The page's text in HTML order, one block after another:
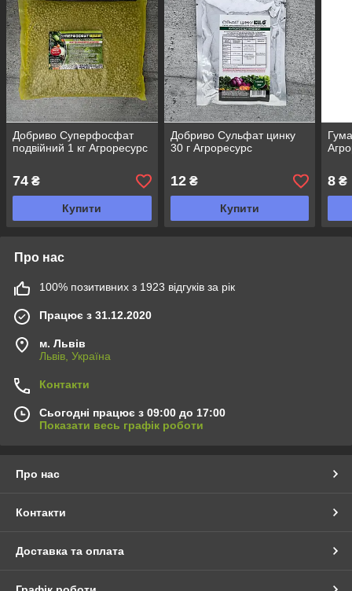
Добриво Суперфосфат
подвійний 1 кг Агроресурс
74 ₴
Купити
Добриво Сульфат цинку
30 г Агроресурс
12₴
Купити
8 ₴
Про нас
100% позитивних з 1923 відгуків за рік
Працює з 31.12.2020
м. Львів
Львів, Україна
Контакти
Сьогодні працює з 09:00 до 17:00
Показати весь графік роботи
Про нас
Контакти
Доставка та оплата